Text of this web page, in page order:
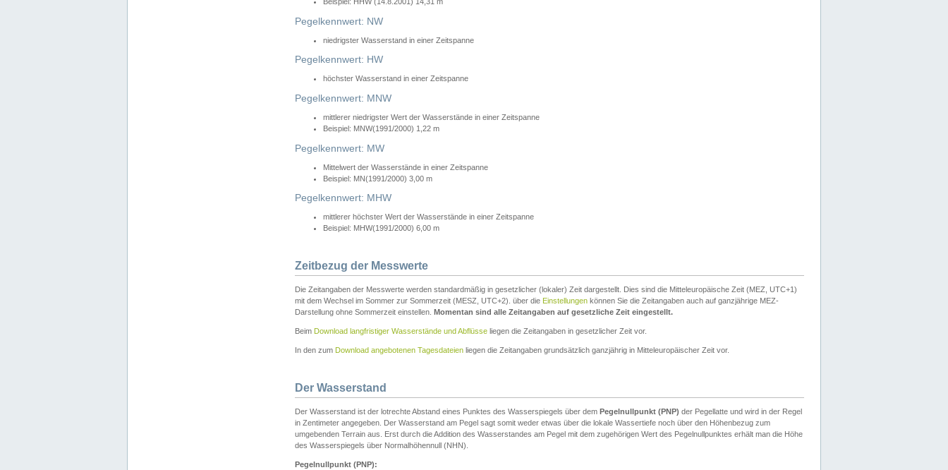
Pegelkennwert: NW
niedrigster Wasserstand in einer Zeitspanne
Pegelkennwert: HW
höchster Wasserstand in einer Zeitspanne
Pegelkennwert: MNW
mittlerer niedrigster Wert der Wasserstände in einer Zeitspanne
Beispiel: MNW(1991/2000) 1,22 m
Pegelkennwert: MW
Mittelwert der Wasserstände in einer Zeitspanne
Beispiel: MN(1991/2000) 3,00 m
Pegelkennwert: MHW
mittlerer höchster Wert der Wasserstände in einer Zeitspanne
Beispiel: MHW(1991/2000) 6,00 m
Zeitbezug der Messwerte
Die Zeitangaben der Messwerte werden standardmäßig in gesetzlicher (lokaler) Zeit dargestellt. Dies sind die Mitteleuropäische Zeit (MEZ, UTC+1)
mit dem Wechsel im Sommer zur Sommerzeit (MESZ, UTC+2). über die Einstellungen können Sie die Zeitangaben auch auf ganzjährige MEZ-
Darstellung ohne Sommerzeit einstellen. Momentan sind alle Zeitangaben auf gesetzliche Zeit eingestellt.
Beim Download langfristiger Wasserstände und Abflüsse liegen die Zeitangaben in gesetzlicher Zeit vor.
In den zum Download angebotenen Tagesdateien liegen die Zeitangaben grundsätzlich ganzjährig in Mitteleuropäischer Zeit vor.
Der Wasserstand
Der Wasserstand ist der lotrechte Abstand eines Punktes des Wasserspiegels über dem Pegelnullpunkt (PNP) der Pegellatte und wird in der Regel
in Zentimeter angegeben. Der Wasserstand am Pegel sagt somit weder etwas über die lokale Wassertiefe noch über den Höhenbezug zum
umgebenden Terrain aus. Erst durch die Addition des Wasserstandes am Pegel mit dem zugehörigen Wert des Pegelnullpunktes erhält man die Höhe
des Wasserspiegels über Normalhöhennull (NHN).
Pegelnullpunkt (PNP):